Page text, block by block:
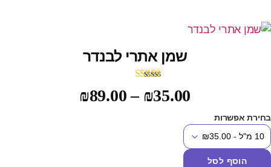
שמן אתרי לבנדר
מתוך 5
₪35.00
–
₪89.00
אפשרות
הוסף לסל